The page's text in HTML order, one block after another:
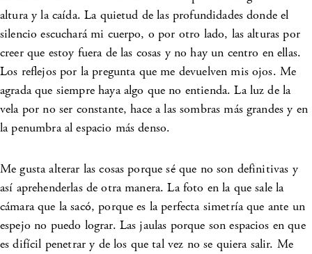
altura y la caída. La quietud de las profundidades donde el
silencio escuchará mi cuerpo, o por otro lado, las alturas por
creer que estoy fuera de las cosas y no hay un centro en ellas.
Los reflejos por la pregunta que me devuelven mis ojos. Me
agrada que siempre haya algo que no entienda. La luz de la
vela por no ser constante, hace a las sombras más grandes y en
la penumbra al espacio más denso.
Me gusta alterar las cosas porque sé que no son definitivas y
así aprehenderlas de otra manera. La foto en la que sale la
cámara que la sacó, porque es la perfecta simetría que ante un
espejo no puedo lograr. Las jaulas porque son espacios en que
es difícil penetrar y de los que tal vez no se quiera salir. Me